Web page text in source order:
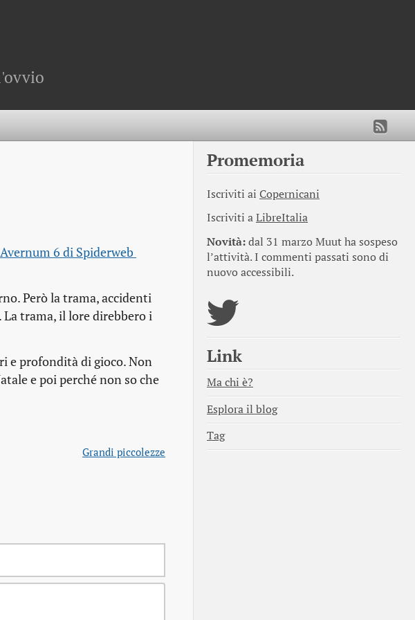
Avernum 6 di Spiderweb
Però la trama, accidenti
La trama, illoredirebbero i
e profondità di gioco. Non
e poi perché non so che
Grandi piccolezze
Promemoria
Iscriviti ai Copernicani
Iscriviti aLibreItalia
Novità:dal 31 marzo Muut ha sospeso
l’attività. I commenti passati sono di
nuovo accessibili.
Link
Ma chi è?
Esplora il blog
Tag